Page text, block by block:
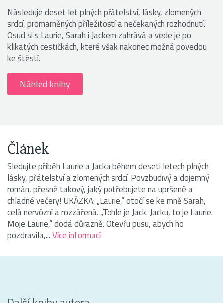
Následuje deset let plných přátelství, lásky, zlomených
srdcí, promarněných příležitostí a nečekaných rozhodnutí.
Osud si s Laurie, Sarah i Jackem zahrává a vede je po
klikatých cestičkách, které však nakonec možná povedou
ke štěstí.
Náhled knihy
Článek
Sledujte příběh Laurie a Jacka během deseti letech plných
lásky, přátelství a zlomených srdcí. Povzbudivý a dojemný
román, přesně takový, jaký potřebujete na upršené a
chladné večery! UKÁZKA: „Laurie,“ otočí se ke mně Sarah,
celá nervózní a rozzářená. „Tohle je Jack. Jacku, to je Laurie.
Moje Laurie,“ dodá důrazně. Otevřu pusu, abych ho
pozdravila,...Více informací